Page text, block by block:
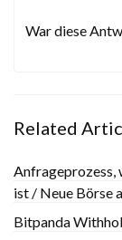
War diese
Related
Anfrageprozess,
ist / Neue Börse
Bitpanda